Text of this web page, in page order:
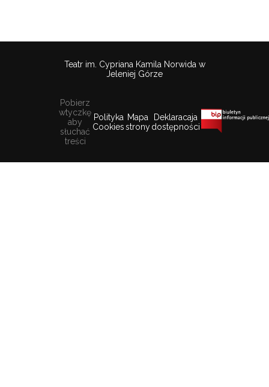
Teatr im. Cypriana Kamila Norwida w
Jeleniej Górze
Pobierz
wtyczkę
aby
słuchać
treści
Polityka
Cookies
Mapa
strony
Deklaracaja
dostępności